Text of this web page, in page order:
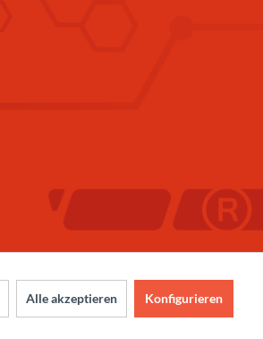
Alle akzeptieren Konfigurieren